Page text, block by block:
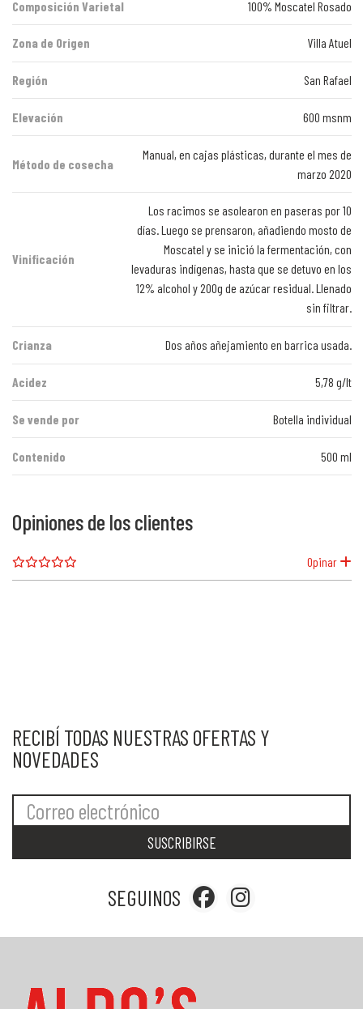
Composición Varietal 100% Moscatel Rosado
Zona de Origen Villa Atuel
Región San Rafael
Elevación 600 msnm
Método de cosecha
Manual, en cajas plásticas, durante el mes de
marzo 2020
Vinificación
Los racimos se asolearon en paseras por 10
días. Luego se prensaron, añadiendo mosto de
Moscatel y se inició la fermentación, con
levaduras indígenas, hasta que se detuvo en los
12% alcohol y 200g de azúcar residual. Llenado
sin filtrar.
Crianza Dos años añejamiento en barrica usada.
Acidez 5,78 g/lt
Se vende por Botella individual
Contenido 500 ml
Opiniones de los clientes
Opinar
RECIBÍ TODAS NUESTRAS OFERTAS Y
NOVEDADES
SUSCRIBIRSE
SEGUINOS